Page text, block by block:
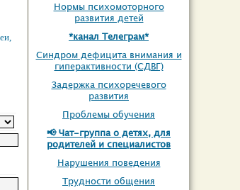
Нормы психомоторного
развития детей
*канал Телеграм*
Синдром дефицита внимания и
гиперактивности (СДВГ)
Задержка психоречевого
развития
Проблемы обучения
📢 Чат-группа о детях, для
родителей и специалистов
Нарушения поведения
Трудности общения